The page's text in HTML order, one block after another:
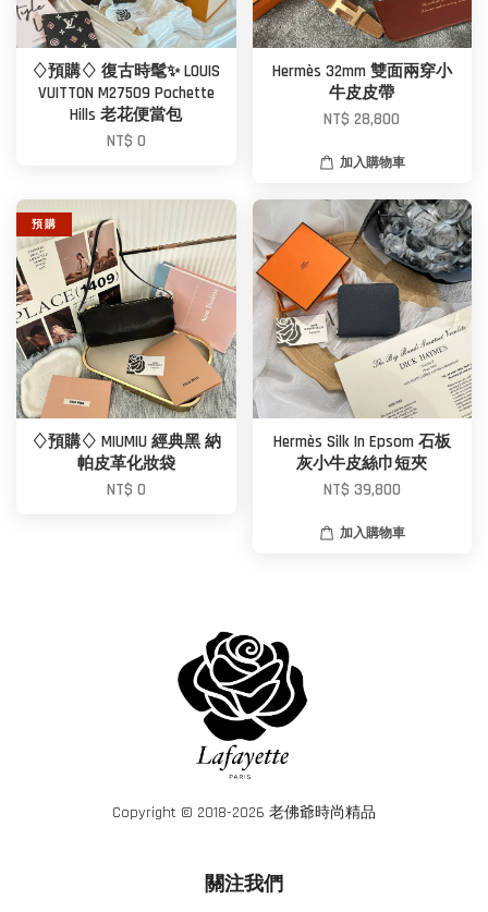
♢預購♢ 復古時髦✨ LOUIS
VUITTON M27509 Pochette
Hills 老花便當包
NT$ 0
Hermès 32mm 雙面兩穿小
牛皮皮帶
NT$ 28,800
加入購物車
預 購
♢預購♢ MIUMIU 經典黑 納
帕皮革化妝袋
NT$ 0
Hermès Silk In Epsom 石板
灰小牛皮絲巾短夾
NT$ 39,800
加入購物車
Copyright © 2018-2026 老佛爺時尚精品
關注我們